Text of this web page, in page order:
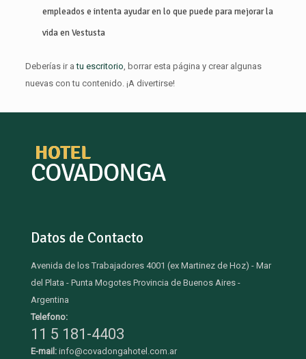
empleados e intenta ayudar en lo que puede para mejorar la
vida en Vestusta
Deberías ir atu escritorio, borrar esta página y crear algunas
nuevas con tu contenido. ¡A divertirse!
Datos de Contacto
Avenida de los Trabajadores 4001 (ex Martinez de Hoz) - Mar
del Plata - Punta Mogotes Provincia de Buenos Aires -
Argentina
Telefono:
11 5 181-4403
E-mail: info@covadongahotel.com.ar